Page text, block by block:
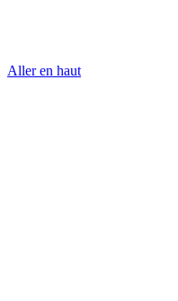
Aller en haut